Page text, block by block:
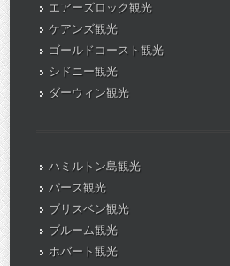
エアーズロック観光
ケアンズ観光
ゴールドコースト観光
シドニー観光
ダーウィン観光
ハミルトン島観光
パース観光
ブリスベン観光
ブルーム観光
ホバート観光